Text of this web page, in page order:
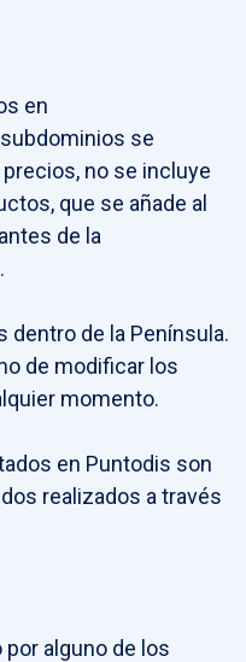
en
se
no se incluye
que se añade al
de la
dentro de la Península.
de modificar los
momento.
en Puntodis son
realizados a través
alguno de los